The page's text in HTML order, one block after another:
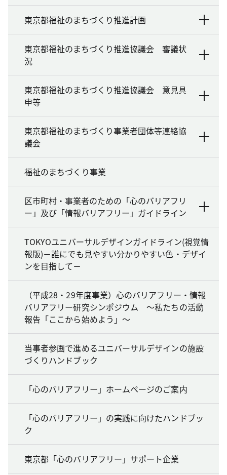
東京都福祉のまちづくり推進計画
東京都福祉のまちづくり推進協議会 審議状
況
東京都福祉のまちづくり推進協議会 意見具
申等
東京都福祉のまちづくり事業者団体等連絡協
議会
福祉のまちづくり事業
区市町村・事業者のための「心のバリアフリ
ー」及び「情報バリアフリー」ガイドライン
TOKYOユニバーサルデザインガイドライン(視覚情
報版)－誰にでも見やすい分かりやすい色・デザイ
ンを目指して－
（平成28・29年度事業）心のバリアフリー・情報
バリアフリー研究シンポジウム ～私たちの活動
報告「ここから始めよう」～
当事者参画で進めるユニバーサルデザインの施設
づくりハンドブック
「心のバリアフリー」ホームページのご案内
「心のバリアフリー」の実践に向けたハンドブッ
ク
東京都「心のバリアフリー」サポート企業